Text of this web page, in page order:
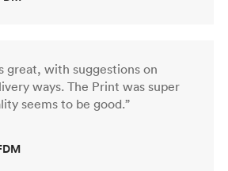
great, with suggestions on
ways. The Print was super
seems to be good.”